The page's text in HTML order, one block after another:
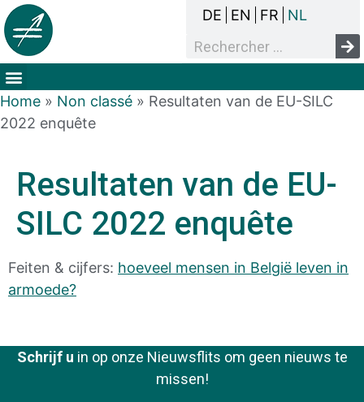
DE EN FR NL
Home » Non classé » Resultaten van de EU-SILC
2022 enquête
Resultaten van de EU-
SILC 2022 enquête
Feiten & cijfers: hoeveel mensen in België leven in
armoede?
Schrijf u in op onze Nieuwsflits om geen nieuws te
missen!